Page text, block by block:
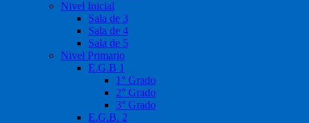
Nivel Inicial
Sala de 3
Sala de 4
Sala de 5
Nivel Primario
E.G.B 1
1° Grado
2° Grado
3° Grado
E.G.B. 2